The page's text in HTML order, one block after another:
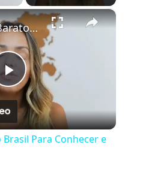
×
Play Video
5 Destinos Baratos no Brasil Para Conhecer e Amar! 🇧🇷✨
Para Conhecer e